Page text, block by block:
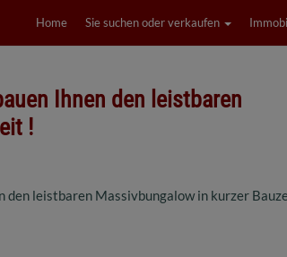
Home Sie suchen oder verkaufen
Ihnen den leistbaren
!